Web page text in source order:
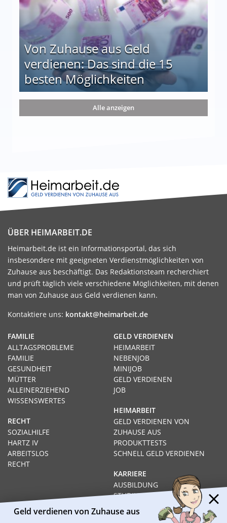
Von Zuhause aus Geld
verdienen: Das sind die 15
besten Möglichkeiten
die 15 besten Möglichkeiten
Alle anzeigen
ÜBER HEIMARBEIT.DE
Heimarbeit.de ist ein Informationsportal, das sich
insbesondere mit geeigneten Verdienstmöglichkeiten von
Zuhause aus beschäftigt. Das Redaktionsteam recherchiert
und prüft täglich viele verschiedene Möglichkeiten, mit denen
man von Zuhause aus Geld verdienen kann.
Kontaktiere uns: kontakt@heimarbeit.de
GELD VERDIENEN
HEIMARBEIT
NEBENJOB
MINIJOB
GELD VERDIENEN
JOB
HEIMARBEIT
GELD VERDIENEN VON
ZUHAUSE AUS
PRODUKTTESTS
SCHNELL GELD VERDIENEN
KARRIERE
AUSBILDUNG
STUDIUM
GEHÄLTER
FAMILIE
ALLTAGSPROBLEME
FAMILIE
GESUNDHEIT
MÜTTER
ALLEINERZIEHEND
WISSENSWERTES
RECHT
SOZIALHILFE
HARTZ IV
ARBEITSLOS
RECHT
Geld verdienen von Zuhause aus